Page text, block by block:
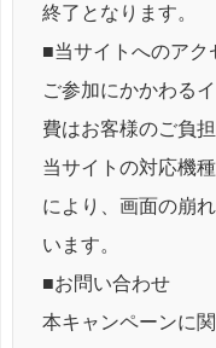
終了となります。
■当サイトへのアク
ご参加にかかわる
費はお客様のご負
当サイトの対応機
により、画面の崩
います。
■お問い合わせ
本キャンペーンに